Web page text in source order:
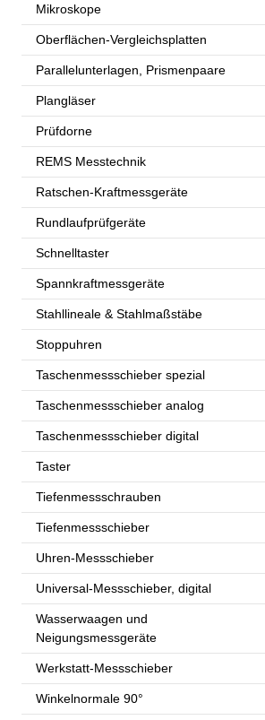
Mikroskope
Oberflächen-Vergleichsplatten
Parallelunterlagen, Prismenpaare
Plangläser
Prüfdorne
REMS Messtechnik
Ratschen-Kraftmessgeräte
Rundlaufprüfgeräte
Schnelltaster
Spannkraftmessgeräte
Stahllineale & Stahlmaßstäbe
Stoppuhren
Taschenmessschieber spezial
Taschenmessschieber analog
Taschenmessschieber digital
Taster
Tiefenmessschrauben
Tiefenmessschieber
Uhren-Messschieber
Universal-Messschieber, digital
Wasserwaagen und
Neigungsmessgeräte
Werkstatt-Messschieber
Winkelnormale 90°